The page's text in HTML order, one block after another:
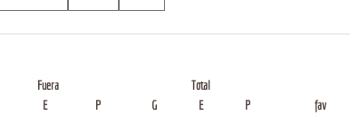
Fuera Total
E P G E P fav